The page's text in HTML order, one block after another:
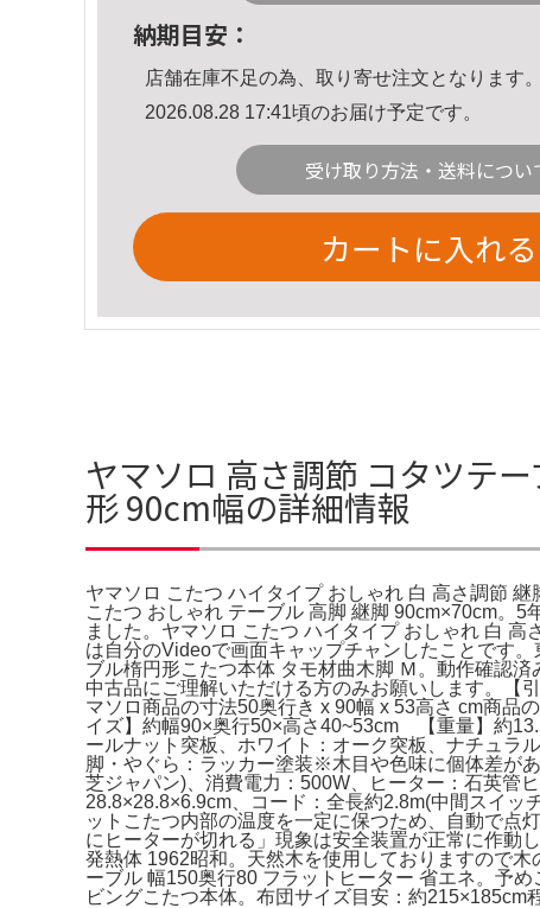
納期目安：
店舗在庫不足の為、取り寄せ注文となります。
2026.08.28 17:41頃のお届け予定です。
受け取り方法・送料につい
カートに入れる
ヤマソロ 高さ調節 コタツテ
形 90cm幅の詳細情報
ヤマソロ こたつ ハイタイプ おしゃれ 白 高さ調節
こたつ おしゃれ テーブル 高脚 継脚 90cm×70cm。
ました。ヤマソロ こたつ ハイタイプ おしゃれ 白
は自分のVideoで画面キャップチャンしたことで
ブル楕円形こたつ本体 タモ材曲木脚 Ｍ。動作確認
中古品にご理解いただける方のみお願いします。【
マソロ商品の寸法50奥行き x 90幅 x 53高さ cm商品
イズ】約幅90×奥行50×高さ40~53cm 【重量】約
ールナット突板、ホワイト：オーク突板、ナチュラ
脚・やぐら：ラッカー塗装※木目や色味に個体差が
芝ジャパン)、消費電力：500W、ヒーター：石英管
28.8×28.8×6.9cm、コード：全長約2.8m(中間スイ
ットこたつ内部の温度を一定に保つため、自動で点
にヒーターが切れる」現象は安全装置が正常に作動
発熱体 1962昭和。天然木を使用しておりますので
ーブル 幅150奥行80 フラットヒーター 省エネ。予
ビングこたつ本体。布団サイズ目安：約215×185cm